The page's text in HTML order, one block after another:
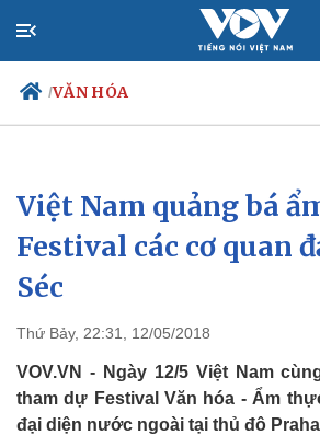
/VĂN HÓA
Chính trị
Đảng
Tổ chức nhân sự
Quốc hội
Xã hội
Tin 24h
Dự
Việt Nam quảng bá
Festival các cơ quan
Séc
Thứ Bảy, 22:31, 12/05/2018
VOV.VN - Ngày 12/5 Việt Nam
tham dự Festival Văn hóa - Ẩm
đại diện nước ngoài tại thủ đô